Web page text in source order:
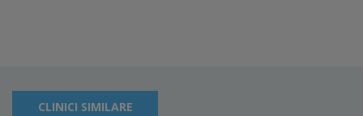
CLINICI SIMILARE